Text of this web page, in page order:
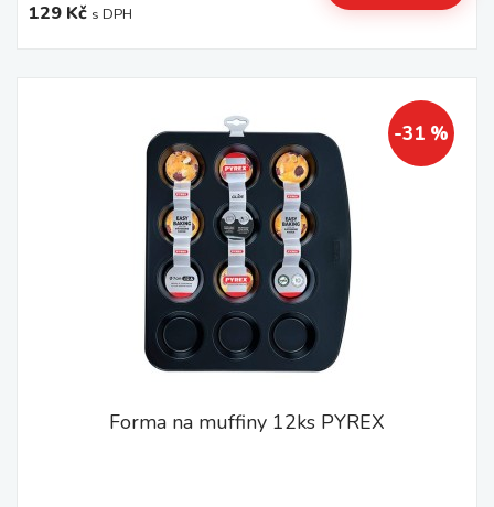
129 Kč s DPH
-31 %
Forma na muffiny 12ks PYREX